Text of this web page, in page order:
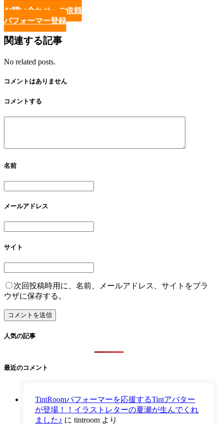
お問い合わせ・ご依頼
パフォーマー登録
関連する記事
No related posts.
コメントはありません
コメントする
名前
メールアドレス
サイト
次回投稿時用に、名前、メールアドレス、サイトをブラ
ウザに保存する。
人気の記事
最近のコメント
TintRoomパフォーマーを応援するTintアバター
が登場！！イラストレターの夏瀬が生んでくれ
ました♪ に tintroom より